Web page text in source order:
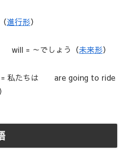
進行形）
= ～でしょう（未来形）
私たちは are going to ride